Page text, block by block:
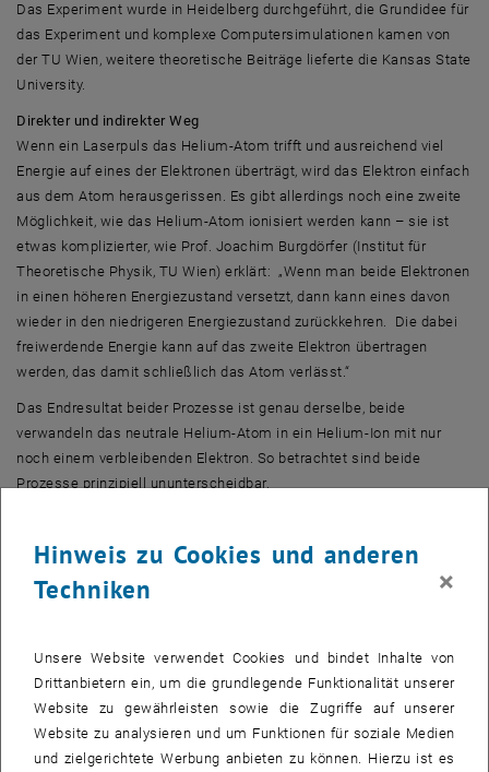
Das Experiment wurde in Heidelberg durchgeführt, die Grundidee für
das Experiment und komplexe Computersimulationen kamen von
der TU Wien, weitere theoretische Beiträge lieferte die Kansas State
University.
Direkter und indirekter Weg
Wenn ein Laserpuls das Helium-Atom trifft und ausreichend viel
Energie auf eines der Elektronen überträgt, wird das Elektron einfach
aus dem Atom herausgerissen. Es gibt allerdings noch eine zweite
Möglichkeit, wie das Helium-Atom ionisiert werden kann – sie ist
etwas komplizierter, wie Prof. Joachim Burgdörfer (Institut für
Theoretische Physik, TU Wien) erklärt: „Wenn man beide Elektronen
in einen höheren Energiezustand versetzt, dann kann eines davon
wieder in den niedrigeren Energiezustand zurückkehren. Die dabei
freiwerdende Energie kann auf das zweite Elektron übertragen
werden, das damit schließlich das Atom verlässt.“
Das Endresultat beider Prozesse ist genau derselbe, beide
verwandeln das neutrale Helium-Atom in ein Helium-Ion mit nur
noch einem verbleibenden Elektron. So betrachtet sind beide
Prozesse prinzipiell ununterscheidbar.
„Quantenphysikalisch betrachtet kann jedes Atom beide Wege
das hinterlässt charakteristische Spuren.“ Wenn man das Licht
erreicht werden kann, einmal direkt und einmal indirekt.
Das lässt sich aber auch gezielt verhindern: Während des
Ionisationsprozesses kann man den Zwischenschritt mit einem
Hinweis zu Cookies und anderen
Techniken
×
Unsere Website verwendet Cookies und bindet Inhalte von
Drittanbietern ein, um die grundlegende Funktionalität unserer
Website zu gewährleisten sowie die Zugriffe auf unserer
Website zu analysieren und um Funktionen für soziale Medien
und zielgerichtete Werbung anbieten zu können. Hierzu ist es